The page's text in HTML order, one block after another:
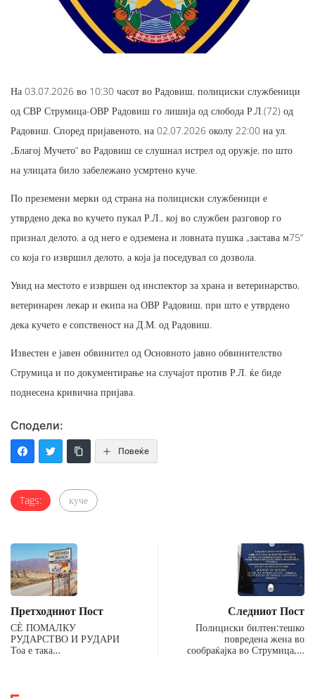
На 03.07.2026 во 10:30 часот во Радовиш, полициски службеници
од СВР Струмица-ОВР Радовиш го лишија од слобода Р.Л.(72) од
Радовиш. Според пријавеното, на 02.07.2026 околу 22:00 на ул.
„Благој Мучето“ во Радовиш се слушнал истрел од оружје, по што
на улицата било забележано усмртено куче.
По преземени мерки од страна на полициски службеници е
утврдено дека во кучето пукал Р.Л., кој во службен разговор го
признал делото, а од него е одземена и ловната пушка „застава м75“
со која го извршил делото, а која ја поседувал со дозвола.
Увид на местото е извршен од инспектор за храна и ветеринарство,
ветеринарен лекар и екипа на ОВР Радовиш, при што е утврдено
дека кучето е сопственост на Д.М. од Радовиш.
Известен е јавен обвинител од Основното јавно обвинителство
Струмица и по документирање на случајот против Р.Л. ќе биде
поднесена кривична пријава.
Сподели:
Повеќе
Tags: куче
Претходниот Пост
СЀ ПОМАЛКУ
РУДАРСТВО И РУДАРИ
Тоа е така…
Следниот Пост
Полициски билтен:тешко
повредена жена во
сообраќајка во Струмица,…